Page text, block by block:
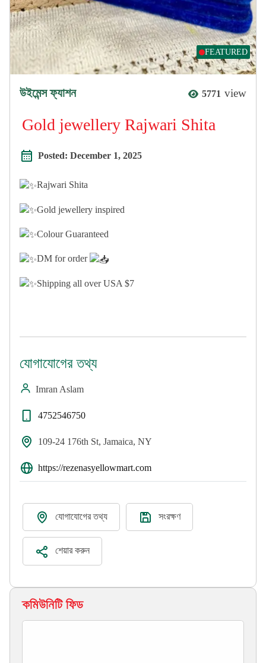
FEATURED
উইমেন্স ফ্যাশন 5771 view
Gold jewellery Rajwari Shita
Posted: December 1, 2025
Rajwari Shita
Gold jewellery inspired
Colour Guaranteed
DM for order
Shipping all over USA $7
যোগাযোগের তথ্য
Imran Aslam
4752546750
109-24 176th St, Jamaica, NY
https://rezenasyellowmart.com
যোগাযোগের তথ্য সংরক্ষণ
শেয়ার করুন
কমিউনিটি ফিড